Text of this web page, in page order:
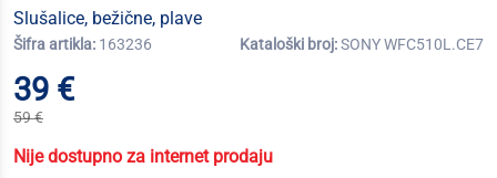
Slušalice, bežične, plave
Šifra artikla: 163236 Kataloški broj:SONY WFC510L.CE7
39 €
59 €
Nije dostupno za internet prodaju